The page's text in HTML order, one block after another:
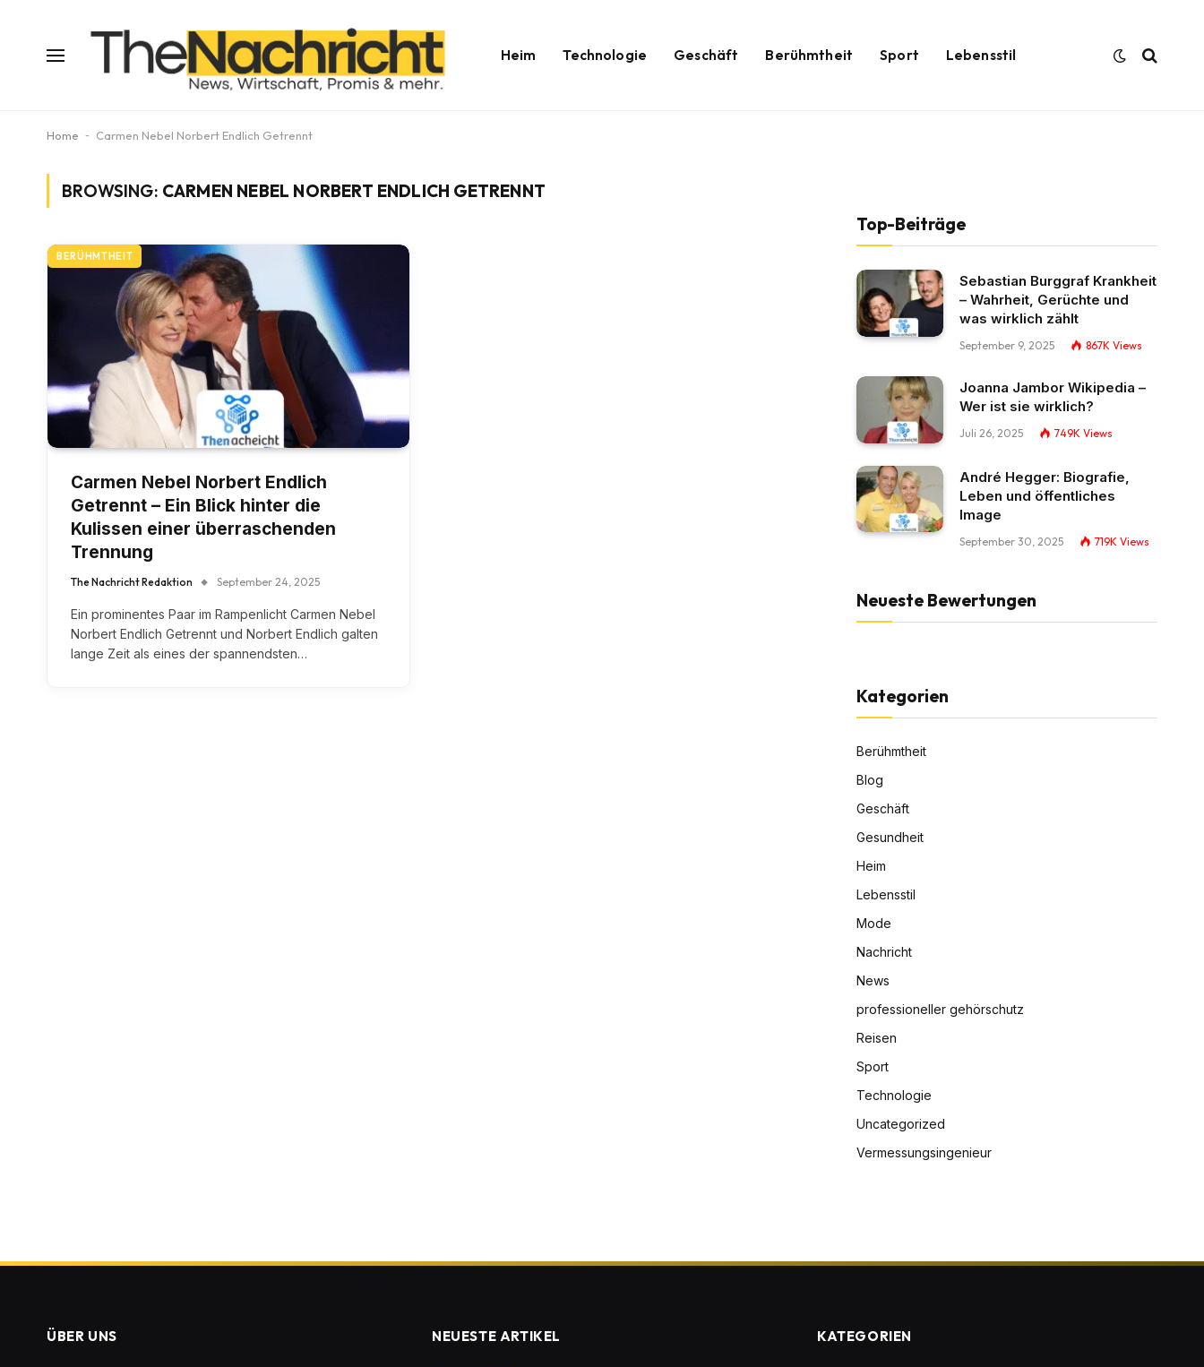
Heim Technologie Geschäft Berühmtheit Sport Lebensstil
Home - Carmen Nebel Norbert Endlich Getrennt
BROWSING: CARMEN NEBEL NORBERT ENDLICH GETRENNT
BERÜHMTHEIT
Carmen Nebel Norbert Endlich
Getrennt – Ein Blick hinter die
Kulissen einer überraschenden
Trennung
The Nachricht Redaktion September 24, 2025
Ein prominentes Paar im Rampenlicht Carmen Nebel
Norbert Endlich Getrennt und Norbert Endlich galten
lange Zeit als eines der spannendsten…
Top-Beiträge
Sebastian Burggraf Krankheit
– Wahrheit, Gerüchte und
was wirklich zählt
September 9, 2025 867K Views
Joanna Jambor Wikipedia –
Wer ist sie wirklich?
Juli 26, 2025 749K Views
André Hegger: Biografie,
Leben und öffentliches
Image
September 30, 2025 719K Views
Neueste Bewertungen
Kategorien
Berühmtheit
Blog
Geschäft
Gesundheit
Heim
Lebensstil
Mode
Nachricht
News
professioneller gehörschutz
Reisen
Sport
Technologie
Uncategorized
Vermessungsingenieur
ÜBER UNS NEUESTE ARTIKEL KATEGORIEN